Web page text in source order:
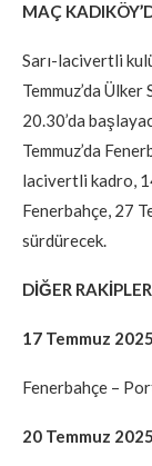
MAÇ
Sarı-lacivertli
Temmuz’da
20.30’da
Temmuz’da
lacivertli kadro,
Fenerbahçe, 27
sürdürecek.
DİĞER RAKİPLER
17 Temmuz 2025
Fenerbahçe –
20 Temmuz 2025